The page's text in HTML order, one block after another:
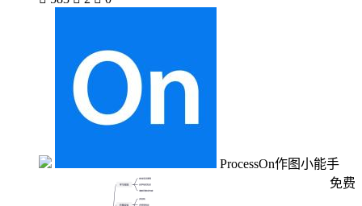
ProcessOn作图小能手
免费